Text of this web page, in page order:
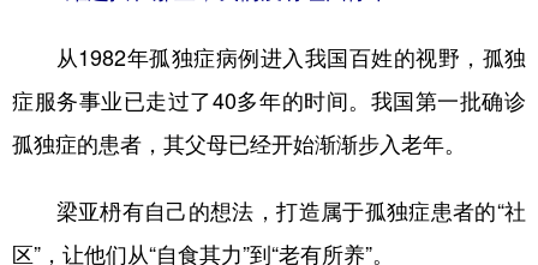
从1982年孤独症病例进入我国百姓的视野，孤独
症服务事业已走过了40多年的时间。我国第一批确诊
孤独症的患者，其父母已经开始渐渐步入老年。
梁亚枬有自己的想法，打造属于孤独症患者的“社
区”，让他们从“自食其力”到“老有所养”。